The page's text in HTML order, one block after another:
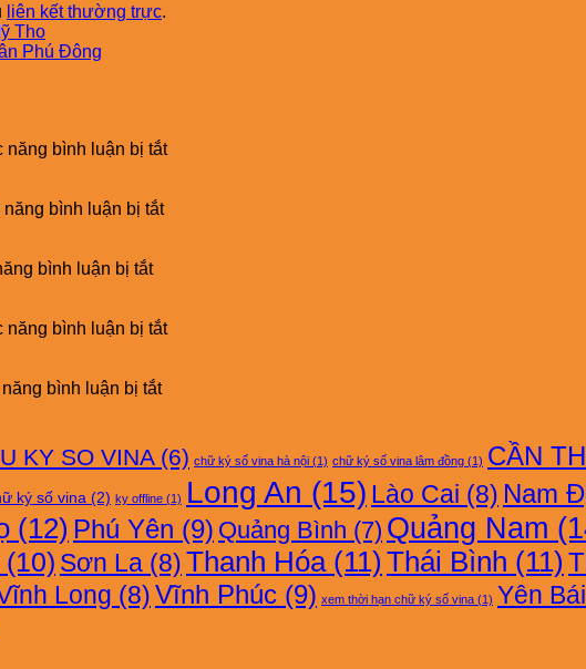
liên kết thường trực.
Tho
Phú Đông
năng bình luận bị tắtở
bình luận bị tắtở
FAST-
bình luận bị tắtở
CHỮ
FPT-
năng bình luận bị tắtở
EASY-
CA
bình luận bị tắtở
CHỮ
KÝ
VINA-
CA
KY SO VINA(6) chữ ký số vina hà nội (1) chữ ký số vina lâm đồng (1) CẦN
ký số vina (2) ky offline (1) Long An (15) Lào Cai (8) Nam
(12) Phú Yên (9) Quảng Bình (7) Quảng Nam
(10) Sơn La (8)Thanh Hóa(11) Thái Bình (11)
Long (8)Vĩnh Phúc (9) xem thời hạn chữ ký số vina (1) Yên Bái